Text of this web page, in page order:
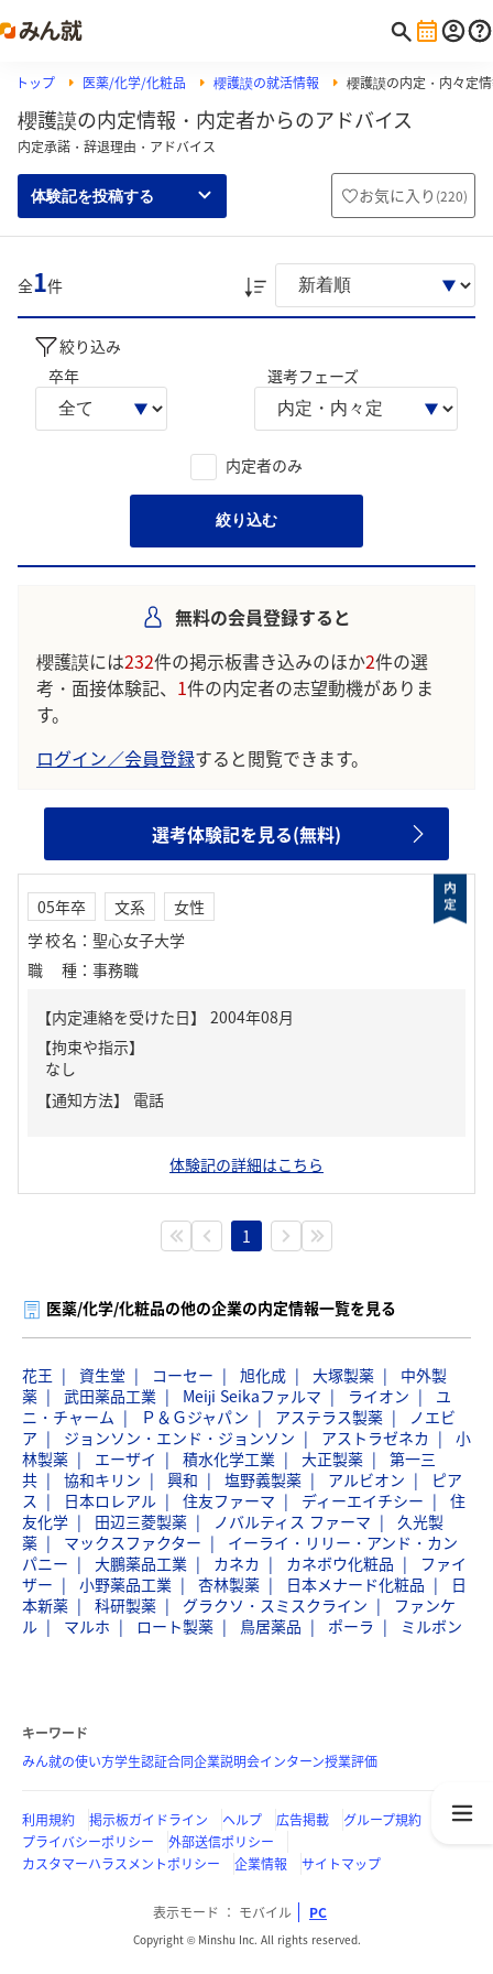
トップ 医薬/化学/化粧品 櫻護謨の就活情報 櫻護謨の内定・内々定
櫻護謨の内定情報・内定者からのアドバイス
内定承諾・辞退理由・アドバイス
体験記を投稿する お気に入り (220)
全1件
絞り込み
卒年
選考フェーズ
内定者のみ
絞り込む
無料の会員登録すると
櫻護謨には232件の掲示板書き込みのほか2件の選
考・面接体験記、 1件の内定者の志望動機がありま
す。
ログイン／会員登録すると閲覧できます。
選考体験記を見る(無料)
05年卒 文系
女性
学校名 ： 聖心女子大学
職種 ： 事務職
【内定連絡を受けた日】
2004年08月
【拘束や指示】
なし
【通知方法】
電話
体験記の詳細はこちら
1
医薬/化学/化粧品の他の企業の内定情報一覧を見る
花王 資生堂 コーセー 旭化成 大塚製薬
中外製
薬
武田薬品工業 Meiji Seikaファルマ ライオン
ユ
ニ・チャーム
Ｐ＆Ｇジャパン アステラス製薬
ノエビ
ア
ジョンソン・エンド・ジョンソン アストラゼネカ
小
林製薬
エーザイ 積水化学工業 大正製薬
第一三
共
協和キリン 興和 塩野義製薬 アルビオン
ピア
ス
日本ロレアル 住友ファーマ ディーエイチシー
住
友化学
田辺三菱製薬 ノバルティス ファーマ
久光製
薬
マックスファクター
イーライ・リリー・アンド・カン
パニー
大鵬薬品工業 カネカ カネボウ化粧品
ファイ
ザー
小野薬品工業 杏林製薬 日本メナード化粧品
日
本新薬
科研製薬 グラクソ・スミスクライン
ファンケ
ル
マルホ ロート製薬 鳥居薬品 ポーラ ミルボン
キーワード
みん就の使い方学生認証合同企業説明会インターン授業評価
利用規約 掲示板ガイドライン ヘルプ 広告掲載
グループ規約
プライバシーポリシー
外部送信ポリシー
カスタマーハラスメントポリシー
企業情報 サイトマップ
表示モード モバイル PC
Copyright © Minshu Inc. All rights reserved.